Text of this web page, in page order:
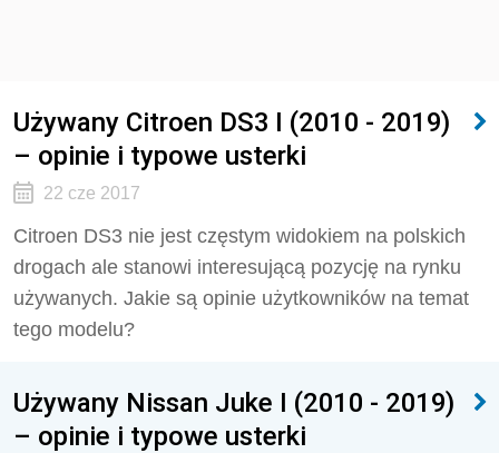
Używany Citroen DS3 I (2010 - 2019)
– opinie i typowe usterki
22 cze 2017
Citroen DS3 nie jest częstym widokiem na polskich
drogach ale stanowi interesującą pozycję na rynku
używanych. Jakie są opinie użytkowników na temat
tego modelu?
Używany Nissan Juke I (2010 - 2019)
– opinie i typowe usterki